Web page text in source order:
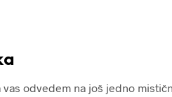
vas odvedem na još jedno